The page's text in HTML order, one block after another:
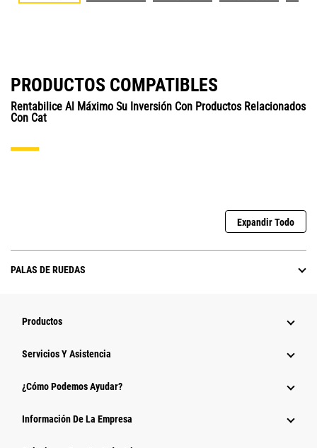
PRODUCTOS COMPATIBLES
Rentabilice Al Máximo Su Inversión Con Productos Relacionados
Con Cat
Expandir Todo
PALAS DE RUEDAS
Productos
Servicios Y Asistencia
¿Cómo Podemos Ayudar?
Información De La Empresa